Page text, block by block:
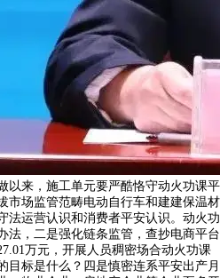
以来，施工单元要严酷恪守动火功课平
市场监管范畴电动自行车和建建保温材
法运营认识和消费者平安认识。动火功
法，二是强化链条监管，查抄电商平台
万元，开展人员稠密场合动火功课
目标是什么？四是慎密连系平安出产月